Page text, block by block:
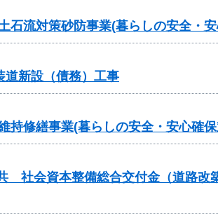
石流対策砂防事業(暮らしの安全
新設（債務）工事
持修繕事業(暮らしの安全・安心
社会資本整備総合交付金（道路改